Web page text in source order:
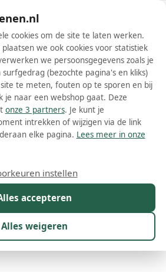
Wis filters Alle filters
laarzen
Kleur Prijs
cookies om de site te laten werken.
we ook cookies voor statistiek
we persoonsgegevens zoals je
(bezochte pagina's en kliks)
te meten, fouten op te sporen en bij
je naar een webshop gaat. Deze
onze 3 partners. Je kunt je
intrekken of wijzigen via de link
elke pagina. Lees meer in onze
accepteren
Alles weigeren
instellen